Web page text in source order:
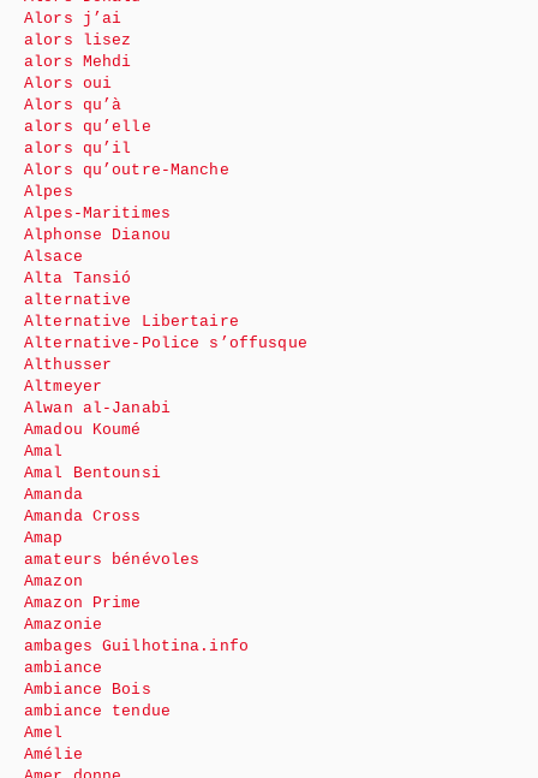
Alors j’ai
alors lisez
alors Mehdi
Alors oui
Alors qu’à
alors qu’elle
alors qu’il
Alors qu’outre-Manche
Alpes
Alpes-Maritimes
Alphonse Dianou
Alsace
Alta Tansió
alternative
Alternative Libertaire
Alternative-Police s’offusque
Althusser
Altmeyer
Alwan al-Janabi
Amadou Koumé
Amal
Amal Bentounsi
Amanda
Amanda Cross
Amap
amateurs bénévoles
Amazon
Amazon Prime
Amazonie
ambages Guilhotina.info
ambiance
Ambiance Bois
ambiance tendue
Amel
Amélie